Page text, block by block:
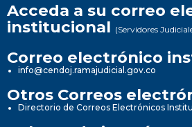
Acceda a su correo
institucional (Servidores
Correo electrónico
info@cendoj.ramajudicial.gov.co
Otros Correos
Directorio de Correos Electrónicos